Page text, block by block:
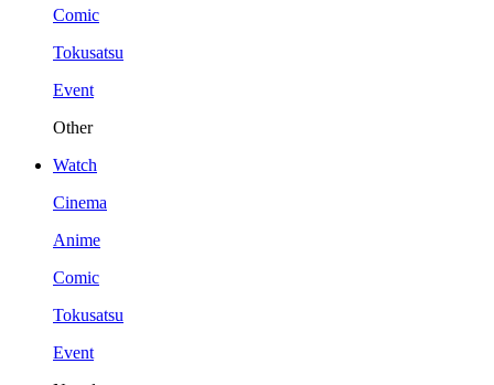
Comic
Tokusatsu
Event
Other
Watch
Cinema
Anime
Comic
Tokusatsu
Event